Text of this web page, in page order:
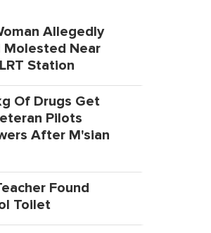
Allegedly
Near
Station
Of Drugs Get
Pilots
After M'sian
Found
Toilet